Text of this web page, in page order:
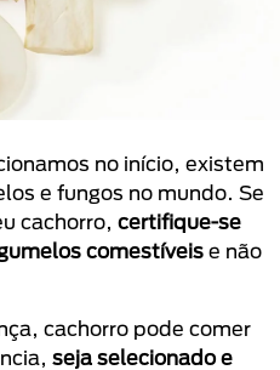
no início, existem
e fungos no mundo. Se
cachorro, certifique-se
comestíveis e não
cachorro pode comer
seja selecionado e